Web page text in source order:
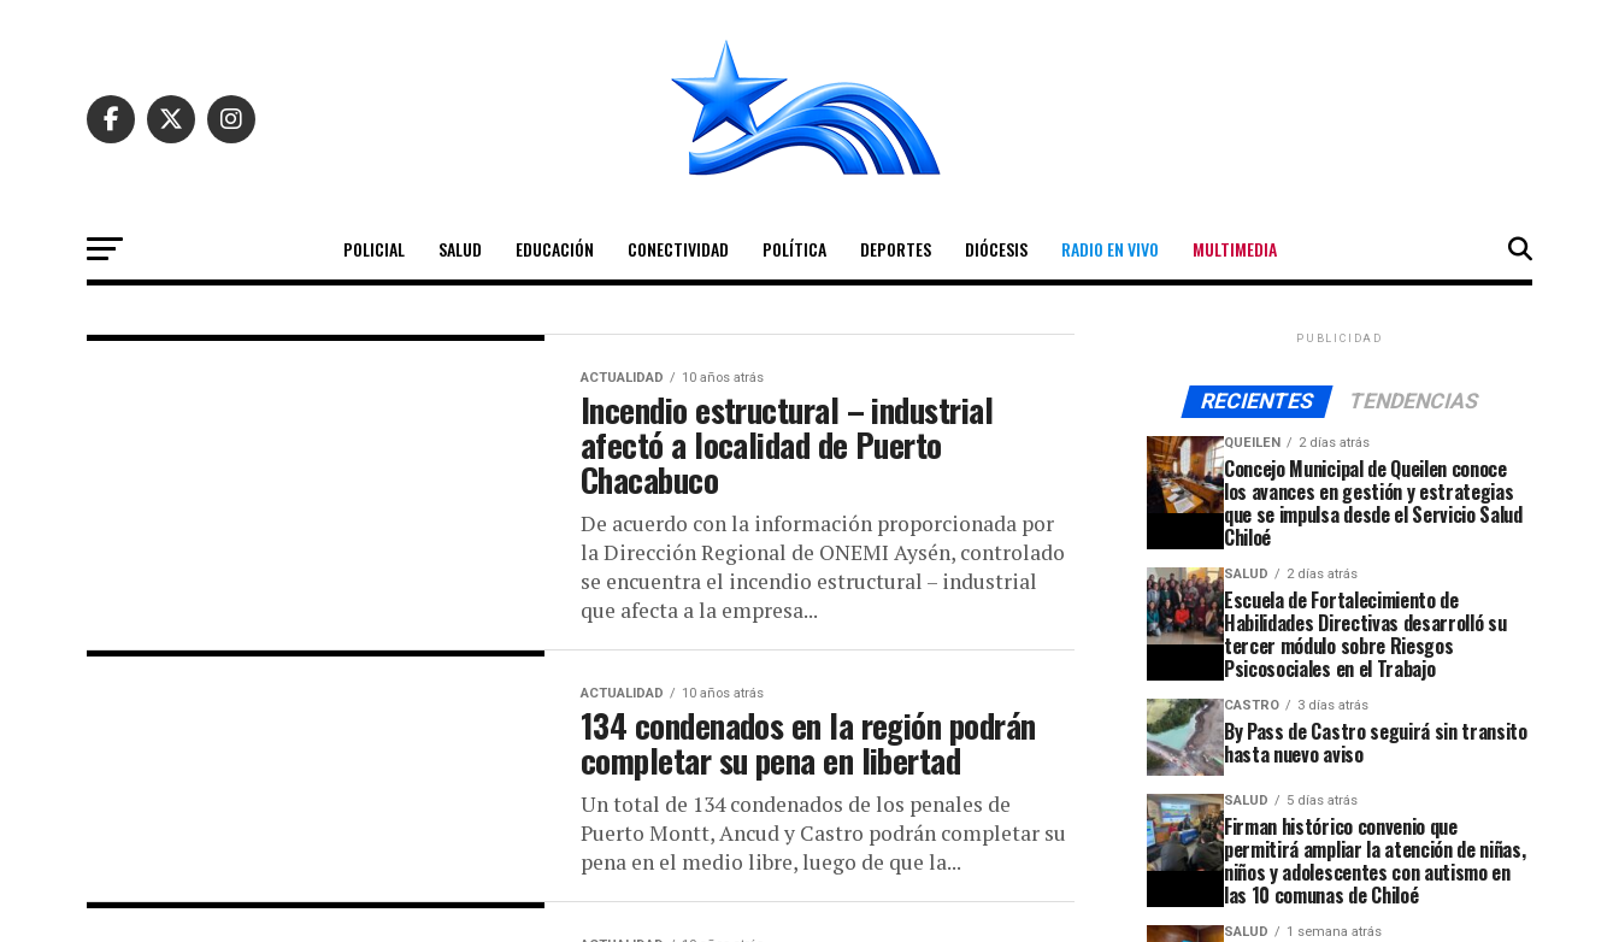
POLICIAL SALUD EDUCACIÓN CONECTIVIDAD POLÍTICA DEPORTES DIÓCESIS RADIO EN VIVO MULTIMEDIA
Protocolos de seguridad
correctamente en
recintos penales de la
En los recintos penales de la Región de Los Lagos, se adoptaron
los protocolos de seguridad respectivos, a propósito del...
ACTUALIDAD 10 años atrás
Incendio estructural – industrial
afectó a localidad de Puerto
Chacabuco
De acuerdo con la información proporcionada por
la Dirección Regional de ONEMI Aysén, controlado
se encuentra el incendio estructural – industrial
que afecta a la empresa...
ACTUALIDAD 10 años atrás
134 condenados en la región podrán
completar su pena en libertad
Un total de 134 condenados de los penales de
Puerto Montt, Ancud y Castro podrán completar su
pena en el medio libre, luego de que la...
PUBLICIDAD
RECIENTES TENDENCIAS
QUEILEN 2 días atrás
Concejo Municipal de Queilen conoce
los avances en gestión y estrategias
que se impulsa desde el Servicio Salud
Chiloé
SALUD 2 días atrás
Escuela de Fortalecimiento de
Habilidades Directivas desarrolló su
tercer módulo sobre Riesgos
Psicosociales en el Trabajo
CASTRO 3 días atrás
By Pass de Castro seguirá sin transito
hasta nuevo aviso
SALUD 5 días atrás
Firman histórico convenio que
permitirá ampliar la atención de niñas,
niños y adolescentes con autismo en
las 10 comunas de Chiloé
SALUD 1 semana atrás